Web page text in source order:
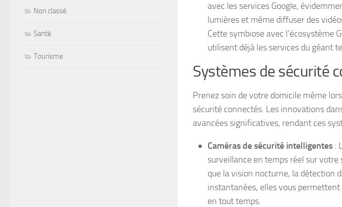
avec les services Google,
lumières et même diffuser des
Cette symbiose avec l’écosystème
utilisent déjà les services du géant
Systèmes de sécurité
Prenez soin de votre domicile même
sécurité connectés. Les innovations
avancées significatives, rendant ces
Caméras de sécurité intelligentes :
surveillance en temps réel sur
que la vision nocturne, la détection
instantanées, elles vous
en tout temps.
Non classé
Santé
Tourisme